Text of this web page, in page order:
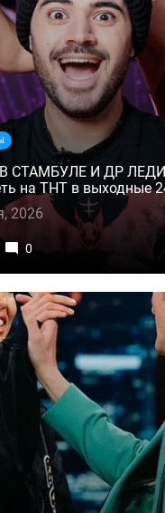
СТАМБУЛЕ И ДР ЛЕДИ
на ТНТ в выходные
2026
0